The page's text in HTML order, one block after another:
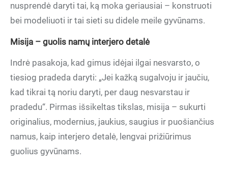
nusprendė daryti tai, ką moka geriausiai – konstruoti
bei modeliuoti ir tai sieti su didele meile gyvūnams.
Misija – guolis namų interjero detalė
Indrė pasakoja, kad gimus idėjai ilgai nesvarsto, o
tiesiog pradeda daryti: „Jei kažką sugalvoju ir jaučiu,
kad tikrai tą noriu daryti, per daug nesvarstau ir
pradedu“. Pirmas išsikeltas tikslas, misija – sukurti
originalius, modernius, jaukius, saugius ir puošiančius
namus, kaip interjero detalė, lengvai prižiūrimus
guolius gyvūnams.